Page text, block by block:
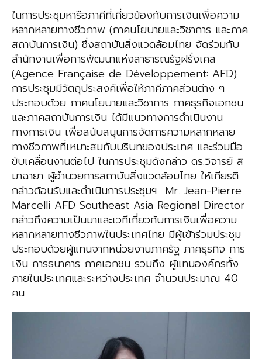
ในการประชุมหารือภาคีที่เกี่ยวข้องกับการเงินเพื่อความ
หลากหลายทางชีวภาพ (ภาคนโยบายและวิชาการ และภาค
สถาบันการเงิน) ซึ่งสถาบันสิ่งแวดล้อมไทย จัดร่วมกับ
สำนักงานเพื่อการพัฒนาแห่งสาธารณรัฐฝรั่งเศส
(Agence Française de Développement: AFD)
การประชุมมีวัตถุประสงค์เพื่อให้ภาคีภาคส่วนต่าง ๆ
ประกอบด้วย ภาคนโยบายและวิชาการ ภาคธุรกิจเอกชน
และภาคสถาบันการเงิน ได้มีแนวทางการดำเนินงาน
ทางการเงิน เพื่อสนับสนุนการจัดการความหลากหลาย
ทางชีวภาพที่เหมาะสมกับบริบทของประเทศ และร่วมมือ
ขับเคลื่อนงานต่อไป ในการประชุมดังกล่าว ดร.วิจารย์ สิ
มาฉายา ผู้อำนวยการสถาบันสิ่งแวดล้อมไทย ให้เกียรติ
กล่าวต้อนรับและดำเนินการประชุมฯ Mr. Jean-Pierre
Marcelli AFD Southeast Asia Regional Director
กล่าวถึงความเป็นมาและเวทีเกี่ยวกับการเงินเพื่อความ
หลากหลายทางชีวภาพในประเทศไทย มีผู้เข้าร่วมประชุม
ประกอบด้วยผู้แทนจากหน่วยงานภาครัฐ ภาคธุรกิจ การ
เงิน การธนาคาร ภาคเอกชน รวมถึง ผู้แทนองค์กรทั้ง
ภายในประเทศและระหว่างประเทศ จำนวนประมาณ 40
คน